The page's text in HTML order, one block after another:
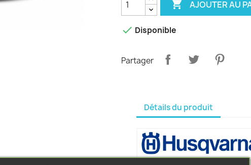
 AJOUTER AU
 Disponible
Partager
Détails du produit